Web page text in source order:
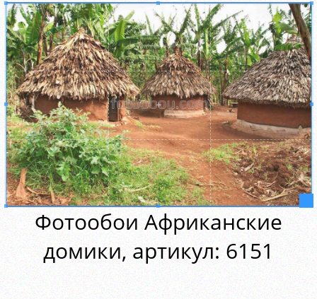
Фотообои Африканские
домики, aртикул: 6151